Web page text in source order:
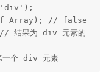
Array); // false
果为 div 元素的
个 div 元素